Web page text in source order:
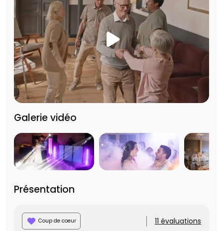
Galerie vidéo
Présentation
Coup de coeur 11 évaluations